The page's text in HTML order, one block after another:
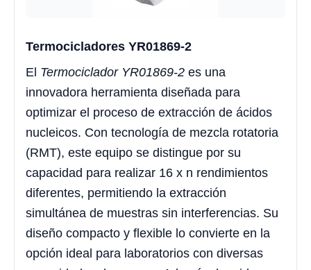
Termocicladores YR01869-2
El Termociclador YR01869-2 es una
innovadora herramienta diseñada para
optimizar el proceso de extracción de ácidos
nucleicos. Con tecnología de mezcla rotatoria
(RMT), este equipo se distingue por su
capacidad para realizar 16 x n rendimientos
diferentes, permitiendo la extracción
simultánea de muestras sin interferencias. Su
diseño compacto y flexible lo convierte en la
opción ideal para laboratorios con diversas